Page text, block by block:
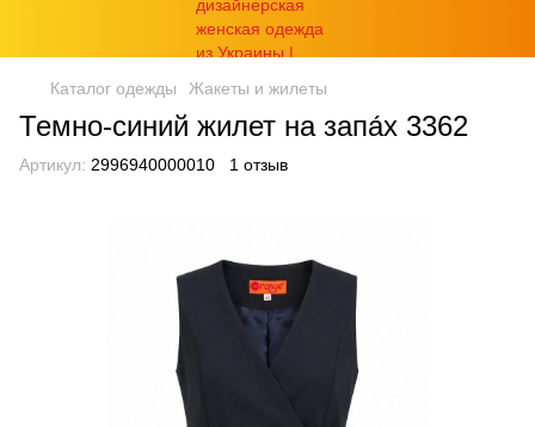
Каталог одежды Жакеты и жилеты
Темно-синий жилет на запа́х 3362
Артикул: 2996940000010 1 отзыв